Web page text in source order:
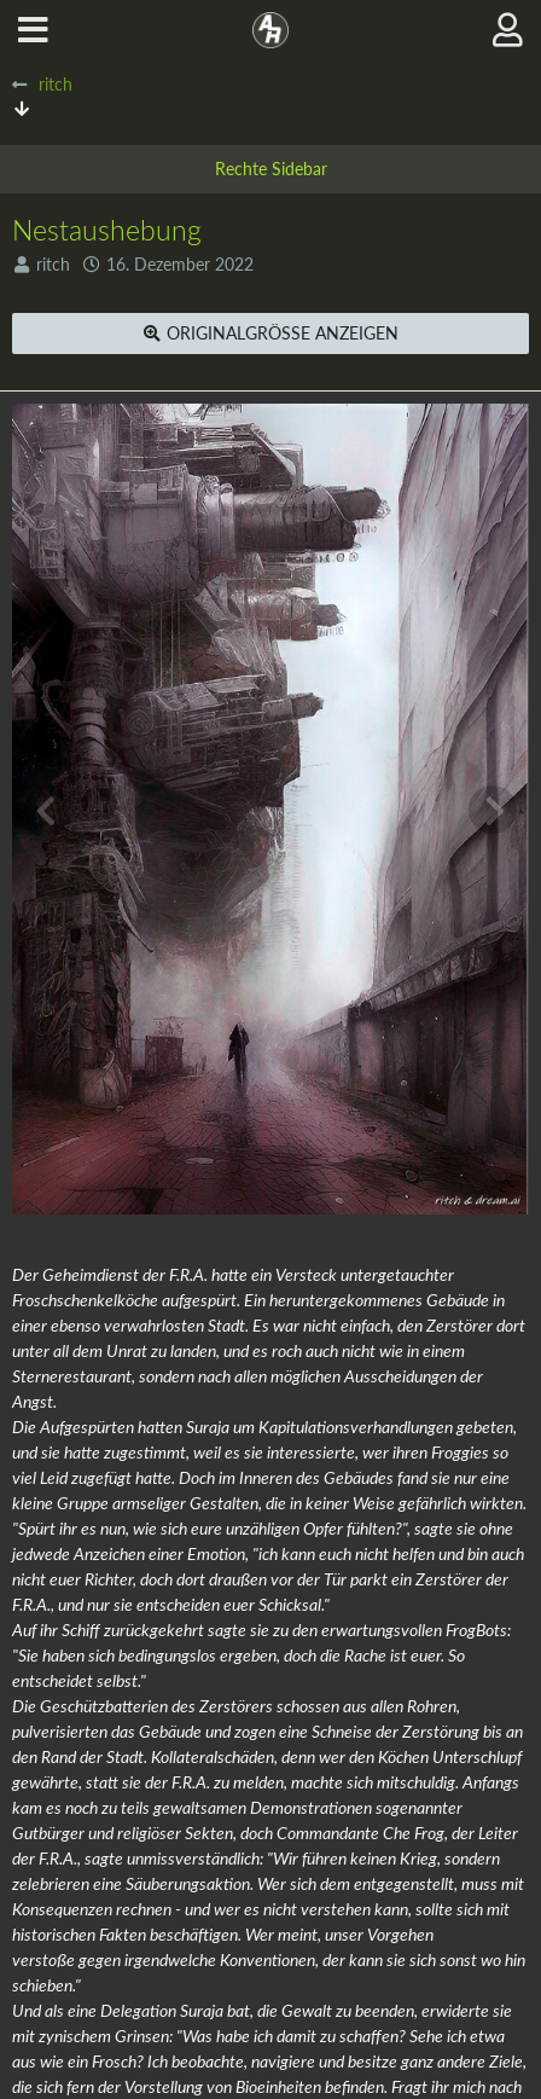
ritch
Nestaushebung
ritch 16. Dezember 2022
ORIGINALGRÖSSE ANZEIGEN
Der Geheimdienst der F.R.A. hatte ein Versteck untergetauchter
Froschschenkelköche aufgespürt. Ein heruntergekommenes Gebäude in
einer ebenso verwahrlosten Stadt. Es war nicht einfach, den Zerstörer dort
unter all dem Unrat zu landen, und es roch auch nicht wie in einem
Sternerestaurant, sondern nach allen möglichen Ausscheidungen der
Angst.
Die Aufgespürten hatten Suraja um Kapitulationsverhandlungen gebeten,
und sie hatte zugestimmt, weil es sie interessierte, wer ihren Froggies so
viel Leid zugefügt hatte. Doch im Inneren des Gebäudes fand sie nur eine
kleine Gruppe armseliger Gestalten, die in keiner Weise gefährlich wirkten.
"Spürt ihr es nun, wie sich eure unzähligen Opfer fühlten?", sagte sie ohne
jedwede Anzeichen einer Emotion, "ich kann euch nicht helfen und bin auch
nicht euer Richter, doch dort draußen vor der Tür parkt ein Zerstörer der
F.R.A., und nur sie entscheiden euer Schicksal."
Auf ihr Schiff zurückgekehrt sagte sie zu den erwartungsvollen FrogBots:
"Sie haben sich bedingungslos ergeben, doch die Rache ist euer. So
entscheidet selbst."
Die Geschützbatterien des Zerstörers schossen aus allen Rohren,
pulverisierten das Gebäude und zogen eine Schneise der Zerstörung bis an
den Rand der Stadt. Kollateralschäden, denn wer den Köchen Unterschlupf
gewährte, statt sie der F.R.A. zu melden, machte sich mitschuldig. Anfangs
kam es noch zu teils gewaltsamen Demonstrationen sogenannter
Gutbürger und religiöser Sekten, doch Commandante Che Frog, der Leiter
der F.R.A., sagte unmissverständlich: "Wir führen keinen Krieg, sondern
zelebrieren eine Säuberungsaktion. Wer sich dem entgegenstellt, muss mit
Konsequenzen rechnen - und wer es nicht verstehen kann, sollte sich mit
historischen Fakten beschäftigen. Wer meint, unser Vorgehen
verstoße gegen irgendwelche Konventionen, der kann sie sich sonst wo hin
schieben."
Und als eine Delegation Suraja bat, die Gewalt zu beenden, erwiderte sie
mit zynischem Grinsen: "Was habe ich damit zu schaffen? Sehe ich etwa
aus wie ein Frosch? Ich beobachte, navigiere und besitze ganz andere Ziele,
die sich fern der Vorstellung von Bioeinheiten befinden. Fragt ihr mich nach